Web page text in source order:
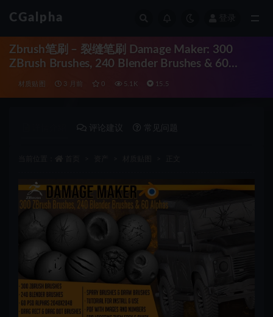
CGalpha
Zbrush笔刷 – 裂缝笔刷 Damage Maker: 300
ZBrush Brushes, 240 Blender Brushes & 60
Alphas
材质贴图 3 月前 0 5.1K 15.5
评论建议 常见问题